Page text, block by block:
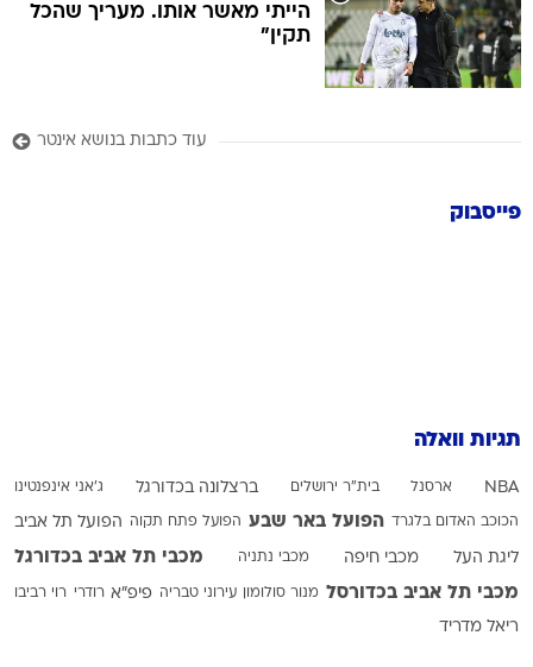
הייתי מאשר אותו. מעריך שהכל
תקין"
עוד כתבות בנושא אינטר
פייסבוק
תגיות וואלה
NBA ארסנל בית"ר ירושלים ברצלונה בכדורגל ג'אני אינפנטינו
הכוכב האדום בלגרד הפועל באר שבע הפועל פתח תקוה הפועל תל אביב
ליגת העל מכבי חיפה מכבי נתניה
מכבי תל אביב בכדורגל
מכבי תל אביב בכדורסל מנור סולומון עירוני טבריה פיפ"א רודרי רוי רביבו
ריאל מדריד